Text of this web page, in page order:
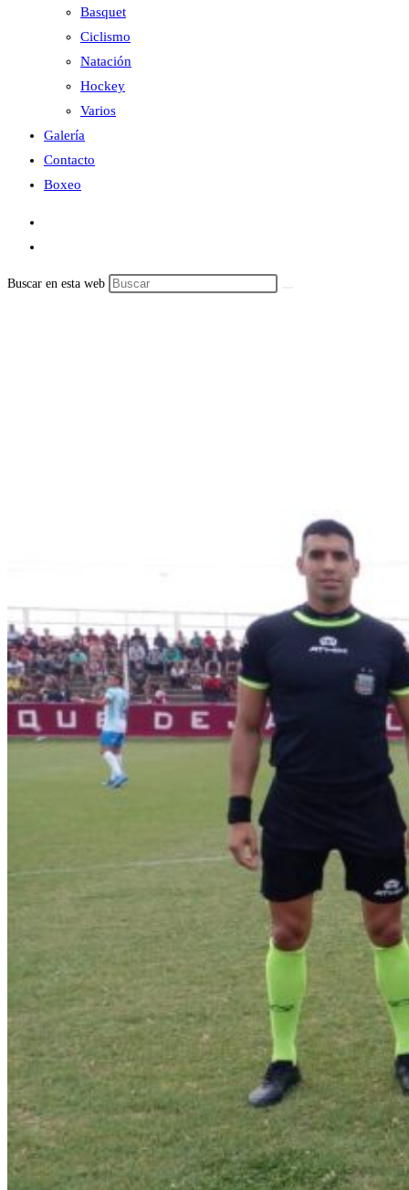
Basquet
Ciclismo
Natación
Hockey
Varios
Galería
Contacto
Boxeo
Buscar en esta web